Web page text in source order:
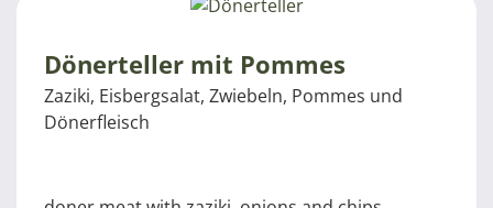
Dönerteller mit Pommes
Zaziki, Eisbergsalat, Zwiebeln, Pommes und
Dönerfleisch